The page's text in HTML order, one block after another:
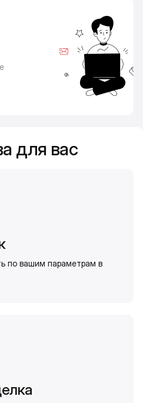
для вас
по вашим параметрам в